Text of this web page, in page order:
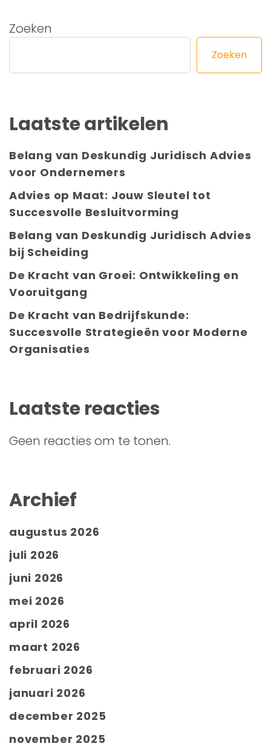
Zoeken
Zoeken
Laatste artikelen
Belang van Deskundig Juridisch Advies
voor Ondernemers
Advies op Maat: Jouw Sleutel tot
Succesvolle Besluitvorming
Belang van Deskundig Juridisch Advies
bij Scheiding
De Kracht van Groei: Ontwikkeling en
Vooruitgang
De Kracht van Bedrijfskunde:
Succesvolle Strategieën voor Moderne
Organisaties
Laatste reacties
Geen reacties om te tonen.
Archief
augustus 2026
juli 2026
juni 2026
mei 2026
april 2026
maart 2026
februari 2026
januari 2026
december 2025
november 2025